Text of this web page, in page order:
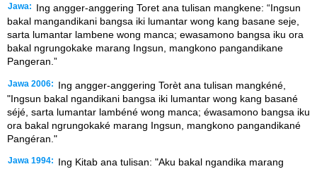
Jawa:
Ing angger-anggering Toret ana tulisan mangkene: “Ingsun
bakal mangandikani bangsa iki lumantar wong kang basane seje,
sarta lumantar lambene wong manca; ewasamono bangsa iku ora
bakal ngrungokake marang Ingsun, mangkono pangandikane
Pangeran.”
Jawa 2006:
Ing angger-anggering Torèt ana tulisan mangkéné,
"Ingsun bakal ngandikani bangsa iki lumantar wong kang basané
séjé, sarta lumantar lambéné wong manca; éwasamono bangsa iku
ora bakal ngrungokaké marang Ingsun, mangkono pangandikané
Pangéran."
Jawa 1994:
Ing Kitab ana tulisan: "Aku bakal ngandika marang